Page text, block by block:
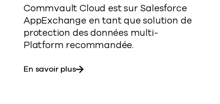
Commvault Cloud est sur Salesforce
AppExchange en tant que solution de
protection des données multi-
Platform recommandée.
En savoir plussur Salesforce AppExchange